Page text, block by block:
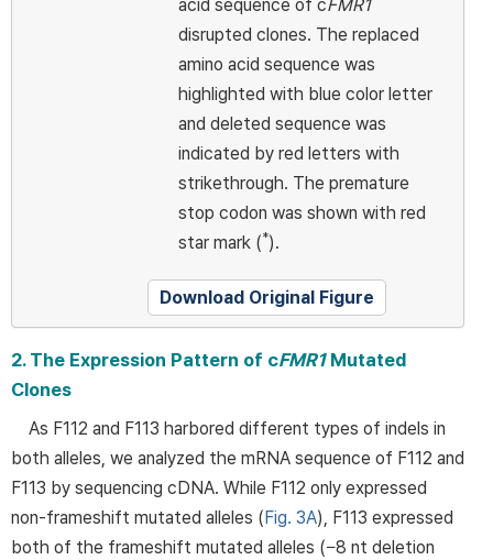
acid sequence of cFMR1
disrupted clones. The replaced
amino acid sequence was
highlighted with blue color letter
and deleted sequence was
indicated by red letters with
strikethrough. The premature
stop codon was shown with red
star mark (*).
Download Original Figure
2. The Expression Pattern of cFMR1Mutated
Clones
As F112 and F113 harbored different types of indels in
both alleles, we analyzed the mRNA sequence of F112 and
F113 by sequencing cDNA. While F112 only expressed
non-frameshift mutated alleles (Fig. 3A), F113 expressed
both of the frameshift mutated alleles (−8 nt deletion